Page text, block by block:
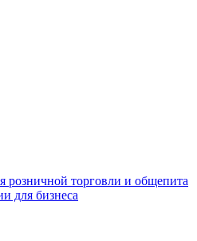
розничной торговли и общепита
для бизнеса